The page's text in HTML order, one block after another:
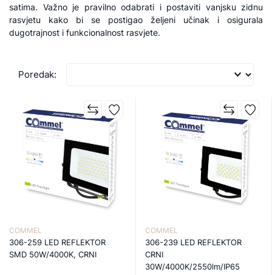
satima. Važno je pravilno odabrati i postaviti vanjsku zidnu
rasvjetu kako bi se postigao željeni učinak i osigurala
dugotrajnost i funkcionalnost rasvjete.
Poredak:
COMMEL
306-259 LED REFLEKTOR
SMD 50W/4000K, CRNI
COMMEL
306-239 LED REFLEKTOR
CRNI
30W/4000K/2550lm/IP65